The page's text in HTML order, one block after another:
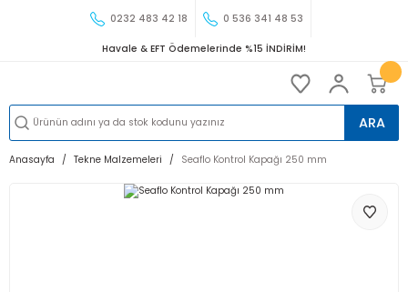
0232 483 42 18 0 536 341 48 53
Havale & EFT Ödemelerinde %15 İNDİRİM!
ARA
Anasayfa Tekne Malzemeleri Seaflo Kontrol Kapağı 250 mm